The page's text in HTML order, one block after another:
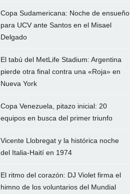
Copa Sudamericana: Noche de ensueño
para UCV ante Santos en el Misael
Delgado
El tabú del MetLife Stadium: Argentina
pierde otra final contra una «Roja» en
Nueva York
Copa Venezuela, pitazo inicial: 20
equipos en busca del primer triunfo
Vicente Llobregat y la histórica noche
del Italia-Haití en 1974
El ritmo del corazón: DJ Violet firma el
himno de los voluntarios del Mundial